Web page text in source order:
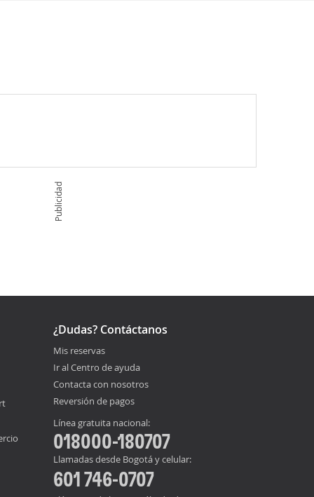
Publicidad
¿Dudas? Contáctanos
Mis reservas
Ir al Centro de ayuda
Contacta con nosotros
Reversión de pagos
Línea gratuita nacional:
018000-180707
Llamadas desde Bogotá y celular:
601 746-0707